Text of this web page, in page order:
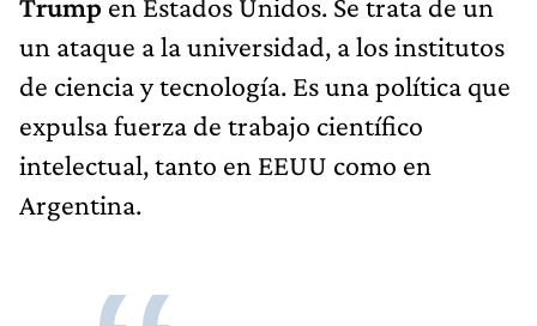
un ataque a la universidad, a los institutos
de ciencia y tecnología. Es una política que
expulsa fuerza de trabajo científico
intelectual, tanto en EEUU como en
Argentina.